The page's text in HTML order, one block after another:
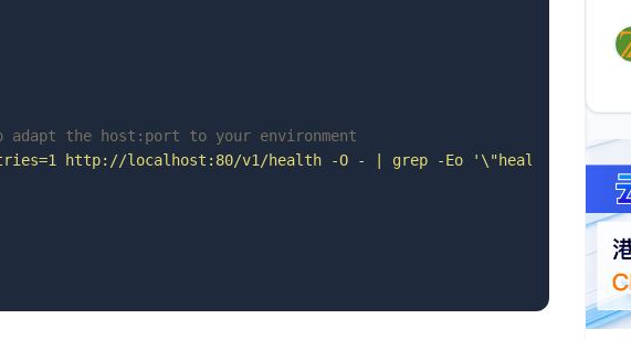
adapt the host:port to your environment
http://localhost:80/v1/health -O - | grep -Eo